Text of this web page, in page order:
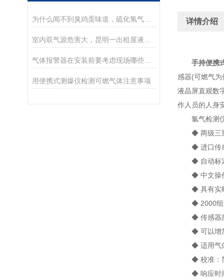
为什么闻不到臭鸡蛋味道，硫化氢气体检测仪还报警？
气体报警器在安装前要考虑现场哪些方面的问题？
用便携式测爆仪检测可燃气体注意事项
详情介绍
手持便携
感器(可燃气
液晶屏直观数
作人员的人身
氯气检测仪
◆ 两级三重
◆ 进口传感
◆ 自动标定
◆ 中文操作
◆ 具有实时
◆ 2000组
◆ 传感器故
◆ 可以增加
◆ 适用气体
◆ 校准：简
◆ 响应时